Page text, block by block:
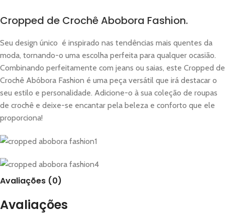
Cropped de Crochê Abobora Fashion.
Seu design único é inspirado nas tendências mais quentes da
moda, tornando-o uma escolha perfeita para qualquer ocasião.
Combinando perfeitamente com jeans ou saias, este Cropped de
Crochê Abóbora Fashion é uma peça versátil que irá destacar o
seu estilo e personalidade. Adicione-o à sua coleção de roupas
de crochê e deixe-se encantar pela beleza e conforto que ele
proporciona!
Avaliações (0)
Avaliações